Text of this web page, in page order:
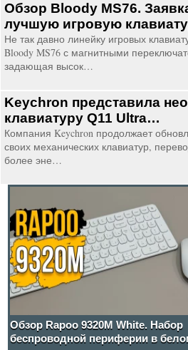
Обзор Bloody MS76.
лучшую игровую
Не так давно линейку игровых
Bloody MS76 с магнитными
задающая высок…
Keychron представила
клавиатуру Q11 Ultra…
Компания Keychron продолжает
своих механических клавиатур,
более эне…
Обзор Rapoo 9320M White. Набор
беспроводной периферии в